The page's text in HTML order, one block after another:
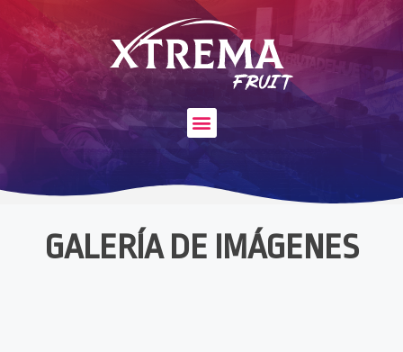
GALERÍA DE IMÁGENES